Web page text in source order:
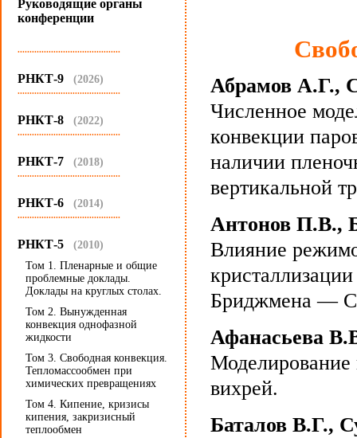
Руководящие органы
конференции
...........................................
РНКТ-9 (2026)
...........................................
РНКТ-8 (2022)
...........................................
РНКТ-7 (2018)
...........................................
РНКТ-6 (2014)
...........................................
РНКТ-5 (2010)
Том 1. Пленарные и общие
проблемные доклады.
Доклады на круглых столах.
Том 2. Вынужденная
конвекция однофазной
жидкости
Том 3. Свободная конвекция.
Тепломассообмен при
химических превращениях
Том 4. Кипение, кризисы
кипения, закризисный
теплообмен
Абрамов А.Г.,
Численное
конвекции
наличии
вертикальной
Антонов П.В.,
Влияние
Бриджмена —
Афанасьева
Моделирование
вихрей.
Баталов В.Г.,